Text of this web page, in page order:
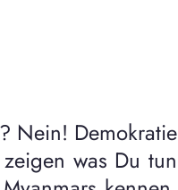
Nein! Demokratie
was Du tun